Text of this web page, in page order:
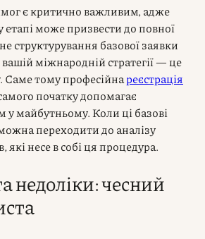
є критично важливим, адже
може призвести до повної
структурування базової заявки
вашій міжнародній стратегії — це
Саме тому професійнареєстрація
початку допомагає
майбутньому. Коли ці базові
переходити до аналізу
які несе в собі ця процедура.
недоліки: чесний